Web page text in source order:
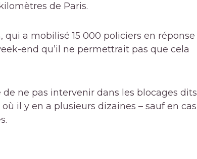
de Paris.
a mobilisé 15 000 policiers en réponse
end qu’il ne permettrait pas que cela
ne pas intervenir dans les blocages dits
il y en a plusieurs dizaines – sauf en cas